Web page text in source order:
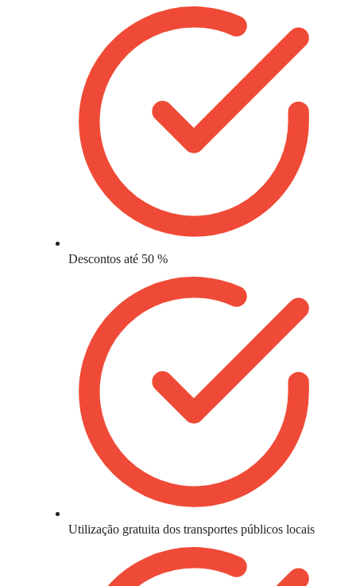
Descontos até 50 %
Utilização gratuita dos transportes públicos locais